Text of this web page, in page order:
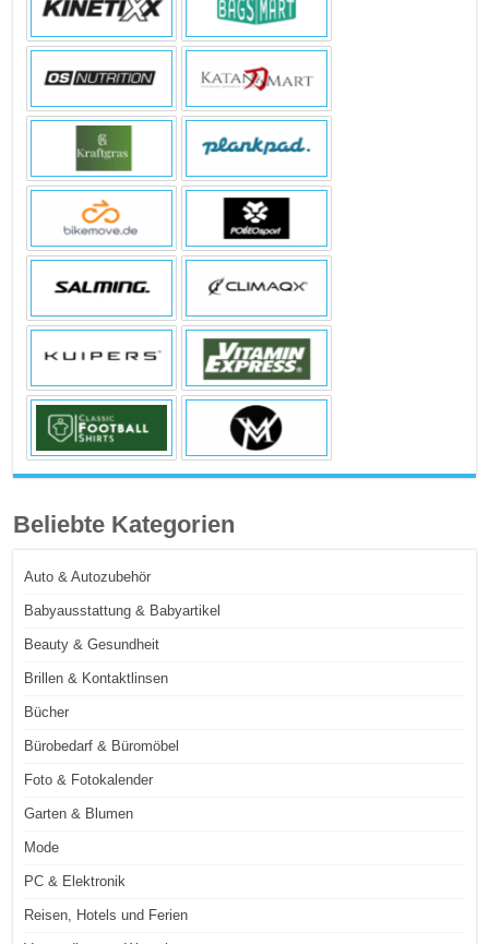
Beliebte Kategorien
Auto & Autozubehör
Babyausstattung & Babyartikel
Beauty & Gesundheit
Brillen & Kontaktlinsen
Bücher
Bürobedarf & Büromöbel
Foto & Fotokalender
Garten & Blumen
Mode
PC & Elektronik
Reisen, Hotels und Ferien